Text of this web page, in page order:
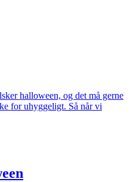
halloween, og det må gerne
for uhyggeligt. Så når vi